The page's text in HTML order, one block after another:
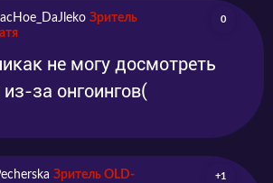
Зритель
0
не могу досмотреть
из-за онгоингов(
Зритель OLD-
+1